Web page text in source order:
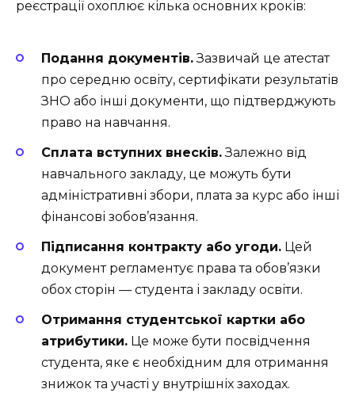
реєстрації охоплює кілька основних кроків:
Подання документів.Зазвичай це атестат
про середню освіту, сертифікати результатів
ЗНО або інші документи, що підтверджують
право на навчання.
Сплата вступних внесків.Залежно від
навчального закладу, це можуть бути
адміністративні збори, плата за курс або інші
фінансові зобов’язання.
Підписання контракту або угоди. Цей
документ регламентує права та обов’язки
обох сторін — студента і закладу освіти.
Отримання студентської картки або
атрибутики. Це може бути посвідчення
студента, яке є необхідним для отримання
знижок та участі у внутрішніх заходах.